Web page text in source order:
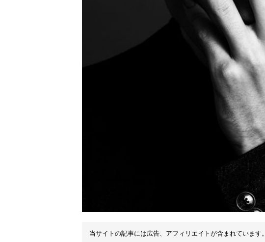
当サイトの記事には広告、アフィリエイトが含まれています。